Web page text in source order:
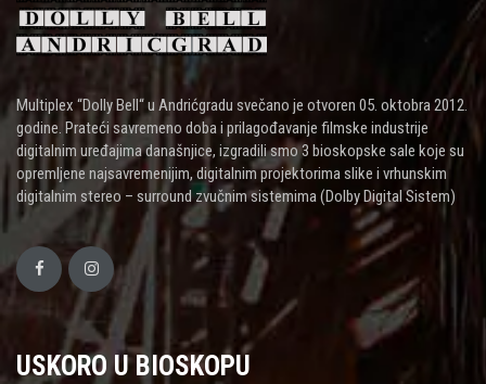
Multiplex “Dolly Bell“ u Andrićgradu svečano je otvoren 05. oktobra 2012.
godine. Prateći savremeno doba i prilagođavanje filmske industrije
digitalnim uređajima današnjice, izgradili smo 3 bioskopske sale koje su
opremljene najsavremenijim, digitalnim projektorima slike i vrhunskim
digitalnim stereo – surround zvučnim sistemima (Dolby Digital Sistem)
USKORO U BIOSKOPU